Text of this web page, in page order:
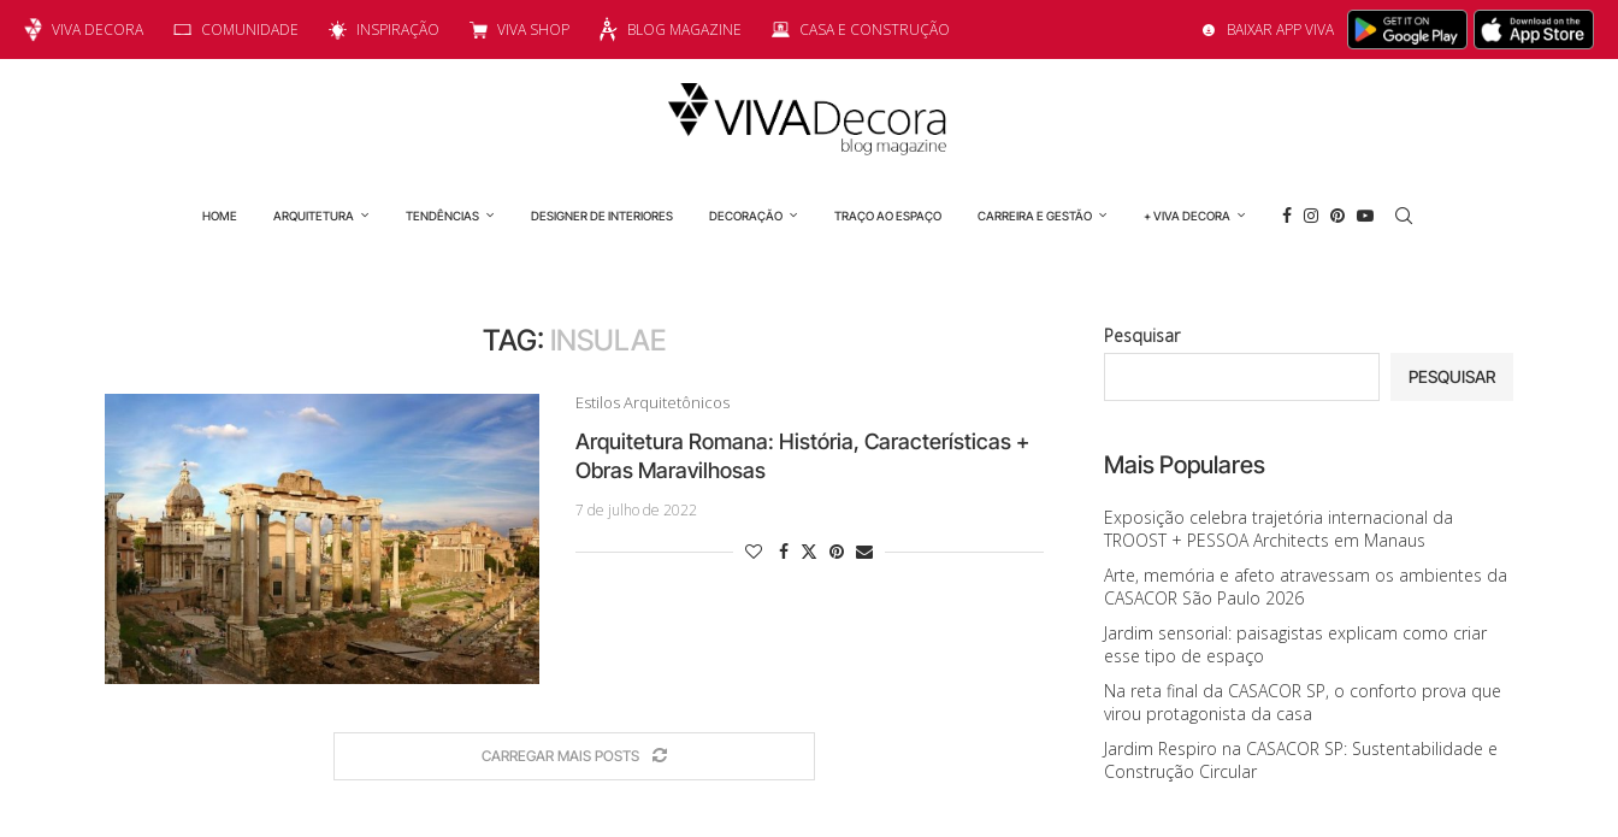
VIVA DECORA COMUNIDADE INSPIRAÇÃO VIVA SHOP BLOG MAGAZINE CASA E CONSTRUÇÃO BAIXAR APP VIVA
HOME ARQUITETURA TENDÊNCIAS DESIGNER DE INTERIORES DECORAÇÃO TRAÇO AO ESPAÇO CARREIRA E GESTÃO + VIVA DECORA
TAG: INSULAE
Estilos Arquitetônicos
Arquitetura Romana: História, Características +
Obras Maravilhosas
7 de julho de 2022
CARREGAR MAIS POSTS
Pesquisar
PESQUISAR
Mais Populares
Exposição celebra trajetória internacional da
TROOST + PESSOA Architects em Manaus
Arte, memória e afeto atravessam os ambientes da
CASACOR São Paulo 2026
Jardim sensorial: paisagistas explicam como criar
esse tipo de espaço
Na reta final da CASACOR SP, o conforto prova que
virou protagonista da casa
Jardim Respiro na CASACOR SP: Sustentabilidade e
Construção Circular